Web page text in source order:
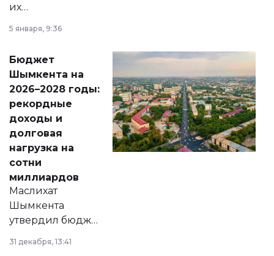
их
принести
народу
Венесуэлы.
5 января, 9:36
Бюджет
Шымкента на
2026–2028 годы:
рекордные
доходы и
долговая
нагрузка на
сотни
миллиардов
Маслихат
Шымкента
утвердил бюджет
города на 2026–
2028 годы.
31 декабря, 13:41